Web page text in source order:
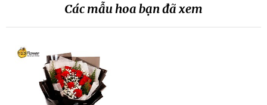
Các mẫu hoa bạn đã xem